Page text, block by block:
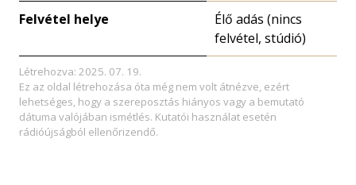
Felvétel helye
Élő adás (nincs
felvétel, stúdió)
Létrehozva: 2025. 07. 19.
Ez az oldal létrehozása óta még nem volt átnézve, ezért
lehetséges, hogy a szereposztás hiányos vagy a bemutató
dátuma valójában ismétlés. Kutatói használat esetén
rádióújságból ellenőrizendő.